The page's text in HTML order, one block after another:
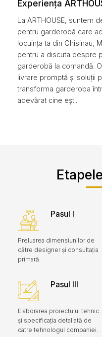
Experiența
La ARTHOUSE, suntem
pentru garderobă care
locuința ta din Chisinau,
pentru a discuta despre
garderobă la comandă.
livrare promptă și soluții
transforma garderoba
adevărat cine ești.
Pasul I
Preluarea dimensiunilor de
către designer și consultația
primară.
Pasul III
Elaborarea proiectului tehnic
și specificația detaliată de
catre tehnologul companiei.